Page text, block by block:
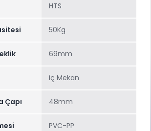
HTS
50Kg
69mm
iç Mekan
Çapı 48mm
PVC-PP